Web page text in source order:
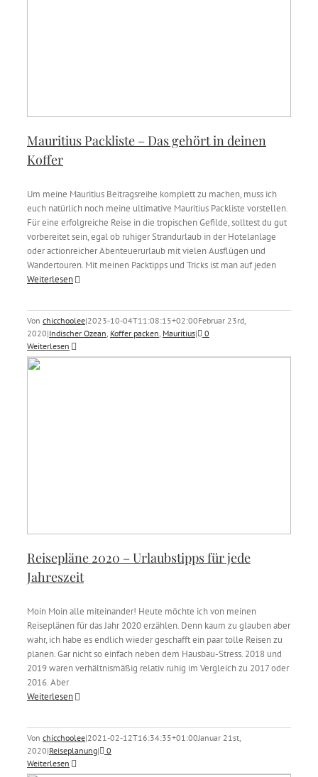
Mauritius Packliste – Das gehört in deinen
Koffer
Um meine Mauritius Beitragsreihe komplett zu machen, muss ich
euch natürlich noch meine ultimative Mauritius Packliste vorstellen.
Für eine erfolgreiche Reise in die tropischen Gefilde, solltest du gut
vorbereitet sein, egal ob ruhiger Strandurlaub in der Hotelanlage
oder actionreicher Abenteuerurlaub mit vielen Ausflügen und
Wandertouren. Mit meinen Packtipps und Tricks ist man auf jeden
Weiterlesen
Von chicchoolee|2023-10-04T11:08:15+02:00Februar 23rd,
2020|Indischer Ozean, Koffer packen, Mauritius|
0
Weiterlesen
Reisepläne 2020 – Urlaubstipps für jede
Jahreszeit
Moin Moin alle miteinander! Heute möchte ich von meinen
Reiseplänen für das Jahr 2020 erzählen. Denn kaum zu glauben aber
wahr, ich habe es endlich wieder geschafft ein paar tolle Reisen zu
planen. Gar nicht so einfach neben dem Hausbau-Stress. 2018 und
2019 waren verhältnismäßig relativ ruhig im Vergleich zu 2017 oder
2016. Aber
Weiterlesen
Von chicchoolee|2021-02-12T16:34:35+01:00Januar 21st,
2020|Reiseplanung|
0
Weiterlesen